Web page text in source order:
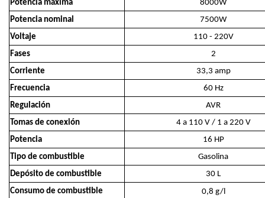
Potencia máxima
8000W
Potencia nominal
7500W
Voltaje
110 - 220V
Fases
2
Corriente
33,3 amp
Frecuencia
60 Hz
Regulación
AVR
Tomas de conexión
4 a 110 V / 1 a 220 V
Potencia
16 HP
Tipo de combustible
Gasolina
Depósito de combustible
30 L
Consumo de combustible
0,8 g/l